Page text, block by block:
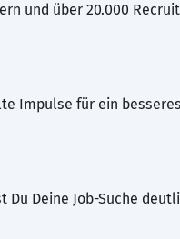
und über 20.000
Impulse für ein
Du Deine Job-Suche